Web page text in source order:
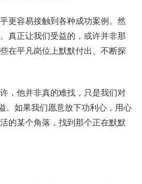
更容易接触到各种成功案例。然
真正让我们受益的，或许并非那
在平凡岗位上默默付出、不断探
，他并非真的难找，只是我们对
。如果我们愿意放下功利心，用心
的某个角落，找到那个正在默默